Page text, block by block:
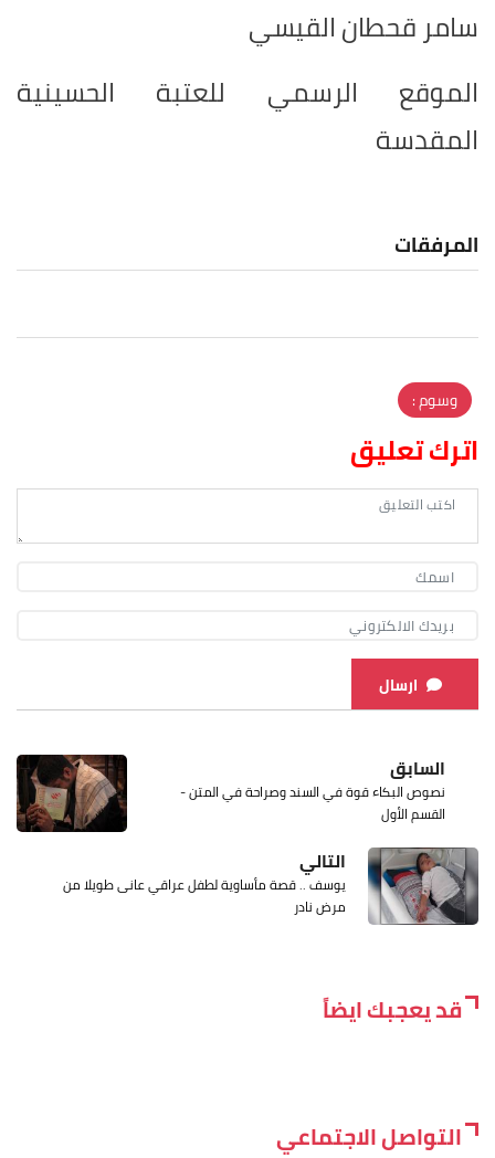
سامر قحطان القيسي
الموقع الرسمي للعتبة الحسينية
المقدسة
المرفقات
وسوم :
اترك تعليق
ارسال
السابق
نصوص البكاء قوة في السند وصراحة في المتن -
القسم الأول
التالي
يوسف .. قصة مأساوية لطفل عراقي عانى طويلا من
مرض نادر
قد يعجبك ايضاً
التواصل الاجتماعي